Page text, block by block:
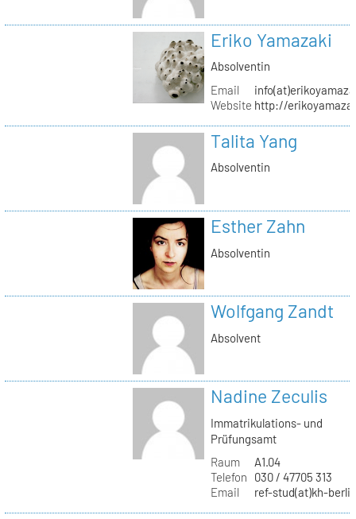
Eriko Yamazaki
Absolventin
Email
Website http://
Talita Yang
Absolventin
Esther Zahn
Absolventin
Wolfgang Zandt
Absolvent
Nadine Zeculis
Immatrikulations- und
Prüfungsamt
Raum
A1.04
Telefon
030 / 47705 313
Email
ref-stud(at)kh-